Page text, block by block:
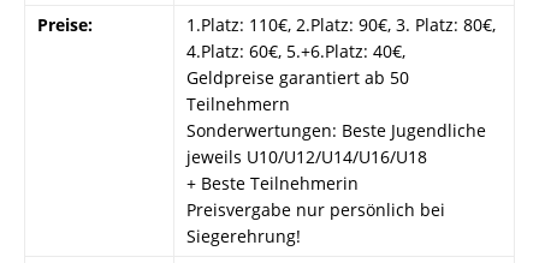
Preise:
1.Platz: 110€, 2.Platz: 90€, 3. Platz: 80€,
4.Platz: 60€, 5.+6.Platz: 40€,
Geldpreise garantiert ab 50
Teilnehmern
Sonderwertungen: Beste Jugendliche
jeweils U10/U12/U14/U16/U18
+ Beste Teilnehmerin
Preisvergabe nur persönlich bei
Siegerehrung!